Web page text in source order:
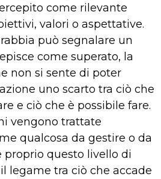
come rilevante
valori o aspettative.
può segnalare un
come superato, la
non si sente di poter
uno scarto tra ciò che
e ciò che è possibile fare.
vengono trattate
qualcosa da gestire o da
proprio questo livello di
legame tra ciò che accade